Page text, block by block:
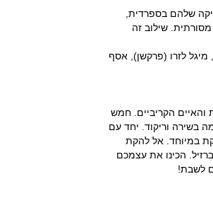
שלהם בספרדית,
מסורתית. שילוב זה
מיגל לזרו (פרקשן), אסף
והאיים הקריביים. חמש
בשירה וריקוד. יחד עם
במיוחד. אל להקת
הכינו את עצמכם
לשבת!